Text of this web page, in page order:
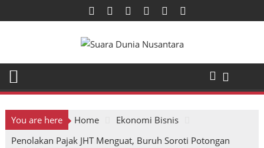
to
You are here Home
Ekonomi Bisnis
Penolakan Pajak JHT Menguat, Buruh Soroti Potongan